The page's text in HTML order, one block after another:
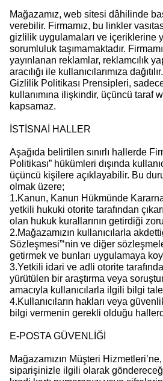
Mağazamız, web sitesi dâhilinde
verebilir. Firmamız, bu linkler
gizlilik uygulamaları ve içeriklerine
sorumluluk taşımamaktadır.
yayınlanan reklamlar, reklamcılık
aracılığı ile kullanıcılarımıza
Gizlilik Politikası Prensipleri,
kullanımına ilişkindir, üçüncü taraf
kapsamaz.
İSTİSNAİ HALLER
Aşağıda belirtilen sınırlı hallerde
Politikası” hükümleri dışında
üçüncü kişilere açıklayabilir. Bu
olmak üzere;
1.Kanun, Kanun Hükmünde
yetkili hukuki otorite tarafından
olan hukuk kurallarının getirdiği
2.Mağazamızın kullanıcılarla
Sözleşmesi”‘nin ve diğer
getirmek ve bunları uygulamaya
3.Yetkili idari ve adli otorite
yürütülen bir araştırma veya
amacıyla kullanıcılarla ilgili bilgi
4.Kullanıcıların hakları veya
bilgi vermenin gerekli olduğu
E-POSTA GÜVENLİĞİ
Mağazamızın Müşteri
siparişinizle ilgili olarak